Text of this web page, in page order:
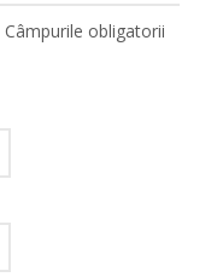
Câmpurile obligatorii